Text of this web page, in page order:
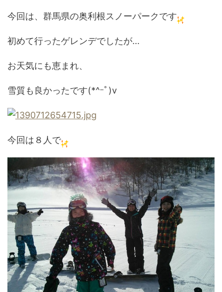
今回は、群馬県の奥利根スノーパークです
初めて行ったゲレンデでしたが…
お天気にも恵まれ、
雪質も良かったです(*^ｰﾟ)v
今回は８人で